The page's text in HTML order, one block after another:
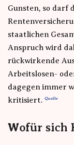
Gunsten, so darf
staatlichen
Anspruch wird
rückwirkende
Arbeitslosen-
dagegen immer
kritisiert.
Wofür sich